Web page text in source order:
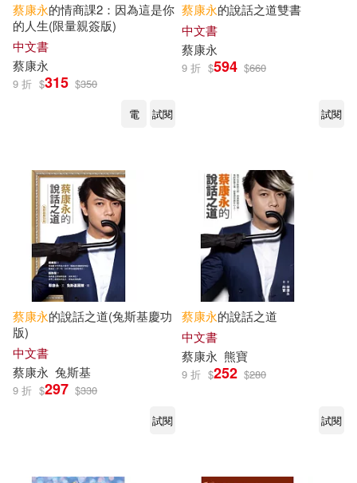
蔡康永的情商課2：因為這是你
的人生(限量親簽版)
中文書
蔡康永
9 折 $315 $350
電
試閱
蔡康永的說話之道雙書
中文書
蔡康永
9 折 $594 $660
試閱
蔡康永的說話之道(兔斯基慶功
版)
中文書
蔡康永 兔斯基
9 折 $297 $330
試閱
蔡康永的說話之道
中文書
蔡康永 熊寶
9 折 $252 $280
試閱